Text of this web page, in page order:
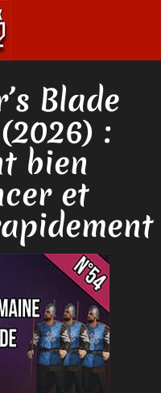
Blade
:
bien
et